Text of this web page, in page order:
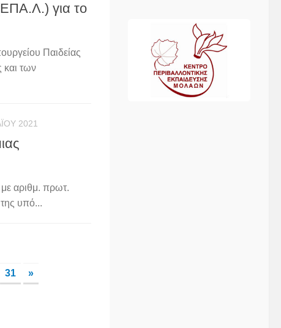
για το
Παιδείας
και των
2021
αριθμ. πρωτ.
υπό...
31 »